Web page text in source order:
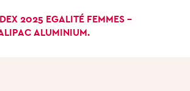
2025 EGALITÉ FEMMES –
ALUMINIUM.